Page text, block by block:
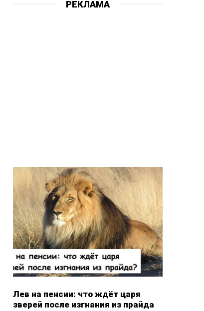
РЕКЛАМА
Лев на пенсии: что ждёт царя
зверей после изгнания из прайда